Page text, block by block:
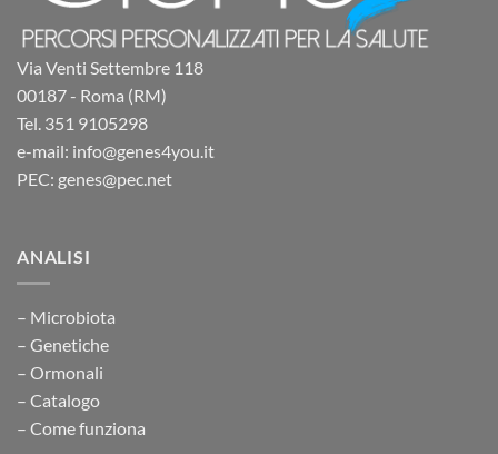
Via Venti Settembre 118
00187 - Roma (RM)
Tel. 351 9105298
e-mail: info@genes4you.it
PEC: genes@pec.net
ANALISI
– Microbiota
– Genetiche
– Ormonali
– Catalogo
– Come funziona